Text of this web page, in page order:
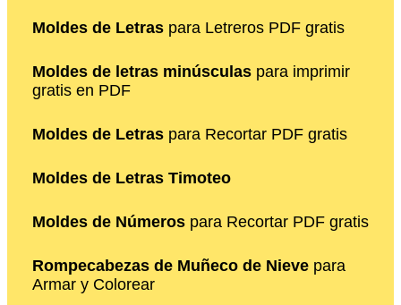
Moldes de Letras para Letreros PDF gratis
Moldes de letras minúsculas para imprimir
gratis en PDF
Moldes de Letras para Recortar PDF gratis
Moldes de Letras Timoteo
Moldes de Números para Recortar PDF gratis
Rompecabezas de Muñeco de Nieve para
Armar y Colorear